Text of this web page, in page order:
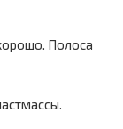
Полоса